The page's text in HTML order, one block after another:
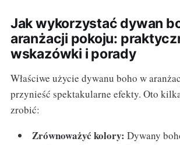
Jak wykorzystać dywan
aranżacji pokoju:
wskazówki i porady
Właściwe użycie dywanu boho w
przynieść spektakularne efekty. Oto
zrobić:
Zrównoważyć kolory: Dywany